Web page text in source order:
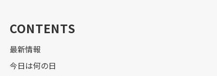
CONTENTS
最新情報
今日は何の日